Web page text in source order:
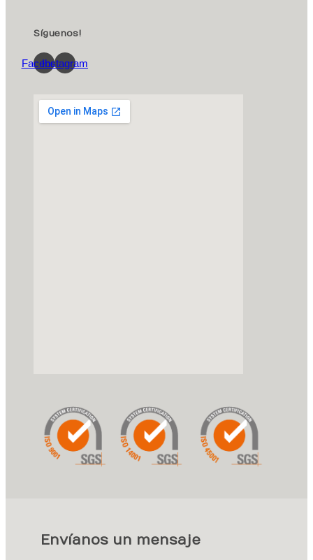
Síguenos!
Facebook
Instagram
Envíanos un mensaje